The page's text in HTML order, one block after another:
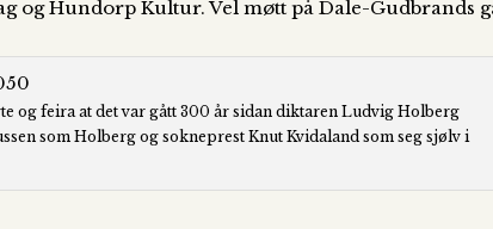
og Hundorp Kultur. Vel møtt på Dale-Gudbrands
og feira at det var gått 300 år sidan diktaren Ludvig Holberg
som Holberg og sokneprest Knut Kvidaland som seg sjølv i